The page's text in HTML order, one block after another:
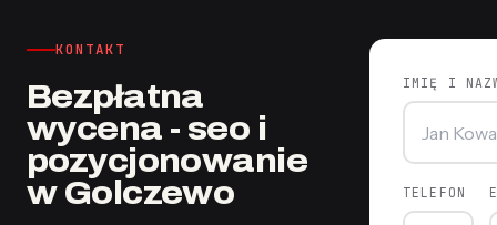
KONTAKT
Bezpłatna
wycena - seo i
pozycjonowanie
w Golczewo
IMIĘ I
TELEFON